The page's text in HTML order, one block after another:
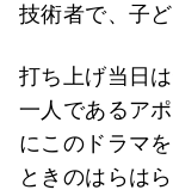
技術者で、子
打ち上げ当日
一人であるア
にこのドラマ
ときのはらは